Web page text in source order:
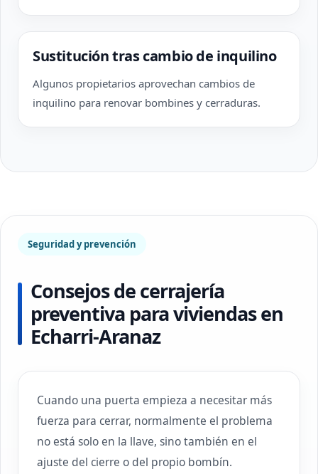
Sustitución tras cambio de inquilino
Algunos propietarios aprovechan cambios de
inquilino para renovar bombines y cerraduras.
Seguridad y prevención
Consejos de cerrajería
preventiva para viviendas en
Echarri-Aranaz
Cuando una puerta empieza a necesitar más
fuerza para cerrar, normalmente el problema
no está solo en la llave, sino también en el
ajuste del cierre o del propio bombín.